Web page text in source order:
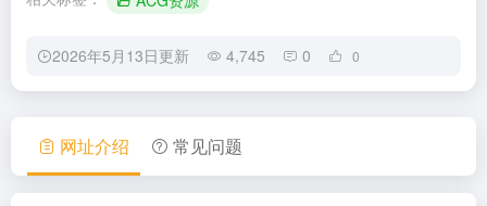
2026年5月13日更新 4,745 0 0
网址介绍 常见问题